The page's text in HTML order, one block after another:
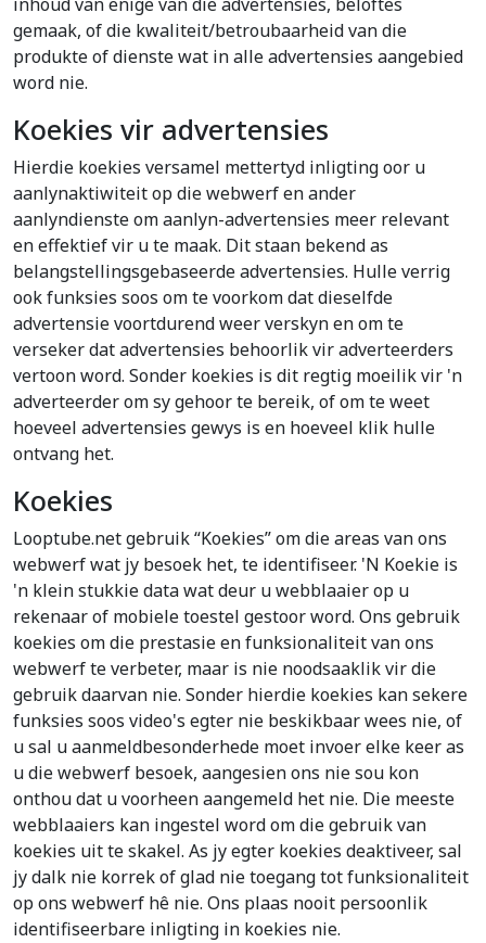
gemaak, of die kwaliteit/betroubaarheid van die
produkte of dienste wat in alle advertensies aangebied
word nie.
Koekies vir advertensies
Hierdie koekies versamel mettertyd inligting oor u
aanlynaktiwiteit op die webwerf en ander
aanlyndienste om aanlyn-advertensies meer relevant
en effektief vir u te maak. Dit staan bekend as
belangstellingsgebaseerde advertensies. Hulle verrig
ook funksies soos om te voorkom dat dieselfde
advertensie voortdurend weer verskyn en om te
verseker dat advertensies behoorlik vir adverteerders
vertoon word. Sonder koekies is dit regtig moeilik vir 'n
adverteerder om sy gehoor te bereik, of om te weet
hoeveel advertensies gewys is en hoeveel klik hulle
ontvang het.
Koekies
Looptube.net gebruik “Koekies” om die areas van ons
webwerf wat jy besoek het, te identifiseer. 'N Koekie is
'n klein stukkie data wat deur u webblaaier op u
rekenaar of mobiele toestel gestoor word. Ons gebruik
koekies om die prestasie en funksionaliteit van ons
webwerf te verbeter, maar is nie noodsaaklik vir die
gebruik daarvan nie. Sonder hierdie koekies kan sekere
funksies soos video's egter nie beskikbaar wees nie, of
u sal u aanmeldbesonderhede moet invoer elke keer as
u die webwerf besoek, aangesien ons nie sou kon
onthou dat u voorheen aangemeld het nie. Die meeste
webblaaiers kan ingestel word om die gebruik van
koekies uit te skakel. As jy egter koekies deaktiveer, sal
jy dalk nie korrek of glad nie toegang tot funksionaliteit
op ons webwerf hê nie. Ons plaas nooit persoonlik
identifiseerbare inligting in koekies nie.